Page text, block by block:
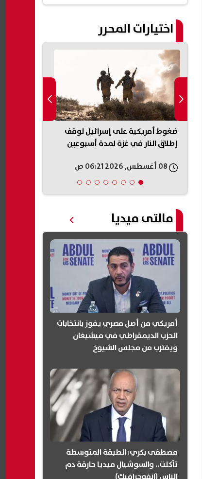
اختيارات المحرر
ضغوط أمريكية على إسرائيل لوقف
إطلاق النار في غزة لمدة أسبوعين
مالتى ميديا
أمريكي من أصل مصري يفوز بانتخابات
الحزب الديمقراطي في ميشيغان
ويقترب من مجلس الشيوخ
مصطفى بكري: الطبقة المتوسطة
تآكلت.. والسوشيال ميديا حارقة دم